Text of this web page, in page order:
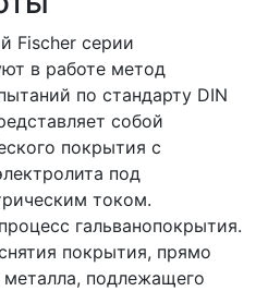
Fischer серии
в работе метод
по стандарту DIN
собой
покрытия с
под
током.
гальванопокрытия.
покрытия, прямо
подлежащего